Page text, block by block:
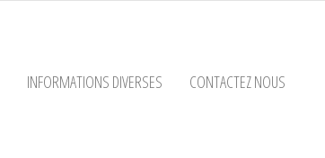
INFORMATIONS DIVERSES CONTACTEZ NOUS